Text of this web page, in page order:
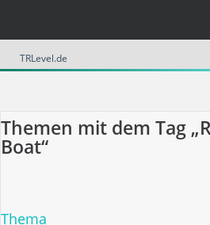
TRLevel.de
Themen mit dem Tag
Boat“
Thema